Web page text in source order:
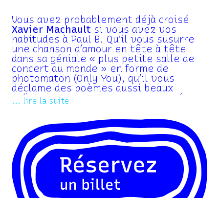
Vous avez probablement déjà croisé
Xavier Machault si vous avez vos
habitudes à Paul B. Qu’il vous susurre
une chanson d’amour en tête à tête
dans sa géniale « plus petite salle de
concert au monde » en forme de
photomaton (Only You), qu’il vous
déclame des poèmes aussi beaux
qu’intenses au casque, accompagné par
une clarinettiste, pendant que vous
êtes tranquillement allongés dans un
transat (Poésie Couchée sur Musique
en Transat) ou tout simplement avec
son trioPelouse, introduisant
brillamment le concert de Bertrand
Belin, cet élégant poète-chanteur,
amateur de mots et créateur de formes
est un artiste singulier dont nous
... lire la suite